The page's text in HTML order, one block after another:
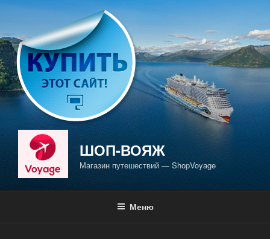
Перейти
содержимому
ШОП-ВОЯЖ
Магазин путешествий — ShopVoyage
Меню